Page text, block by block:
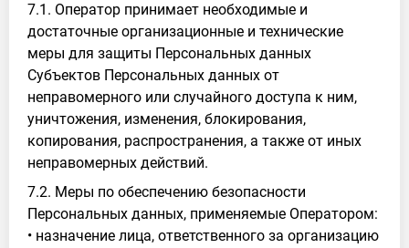
7.1. Оператор принимает необходимые и
достаточные организационные и технические
меры для защиты Персональных данных
Субъектов Персональных данных от
неправомерного или случайного доступа к ним,
уничтожения, изменения, блокирования,
копирования, распространения, а также от иных
неправомерных действий.
7.2. Меры по обеспечению безопасности
Персональных данных, применяемые Оператором:
• назначение лица, ответственного за организацию